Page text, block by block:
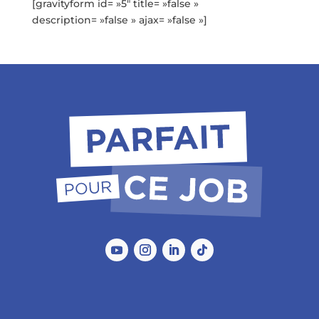
[gravityform id= »5″ title= »false »
description= »false » ajax= »false »]